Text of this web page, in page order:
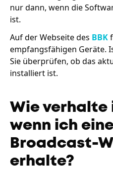
nur dann, wenn die
ist.
Auf der Webseite des BBK
empfangsfähigen Geräte.
Sie überprüfen, ob das
installiert ist.
Wie verhalte
wenn ich eine
Broadcast-
erhalte?